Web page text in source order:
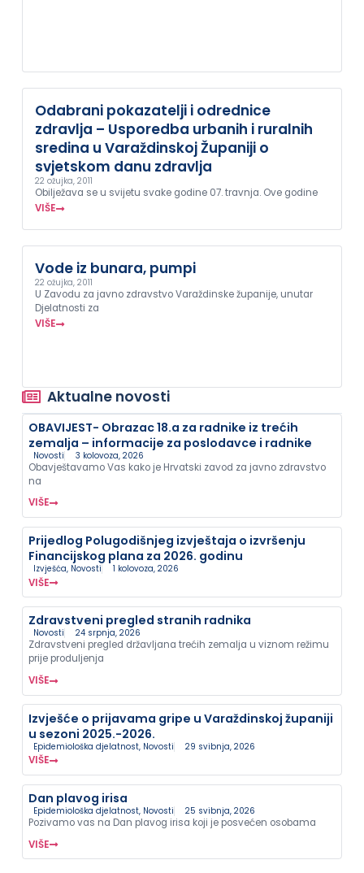
Odabrani pokazatelji i odrednice
zdravlja – Usporedba urbanih i ruralnih
sredina u Varaždinskoj Županiji o
svjetskom danu zdravlja
22 ožujka, 2011
Obilježava se u svijetu svake godine 07. travnja. Ove godine
VIŠE
Vode iz bunara, pumpi
22 ožujka, 2011
U Zavodu za javno zdravstvo Varaždinske županije, unutar
Djelatnosti za
VIŠE
Aktualne novosti
OBAVIJEST- Obrazac 18.a za radnike iz trećih
zemalja – informacije za poslodavce i radnike
Novosti 3 kolovoza, 2026
Obavještavamo Vas kako je Hrvatski zavod za javno zdravstvo
na
VIŠE
Prijedlog Polugodišnjeg izvještaja o izvršenju
Financijskog plana za 2026. godinu
Izvješća, Novosti 1 kolovoza, 2026
VIŠE
Zdravstveni pregled stranih radnika
Novosti 24 srpnja, 2026
Zdravstveni pregled državljana trećih zemalja u viznom režimu
prije produljenja
VIŠE
Izvješće o prijavama gripe u Varaždinskoj županiji
u sezoni 2025.-2026.
Epidemiološka djelatnost, Novosti 29 svibnja, 2026
VIŠE
Dan plavog irisa
Epidemiološka djelatnost, Novosti 25 svibnja, 2026
Pozivamo vas na Dan plavog irisa koji je posvećen osobama
VIŠE